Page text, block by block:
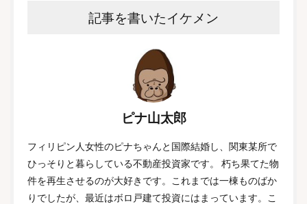
記事を書いたイケメン
ピナ山太郎
フィリピン人女性のピナちゃんと国際結婚し、関東某所で
ひっそりと暮らしている不動産投資家です。 朽ち果てた物
件を再生させるのが大好きです。これまでは一棟ものばか
りでしたが、最近はボロ戸建て投資にはまっています。こ